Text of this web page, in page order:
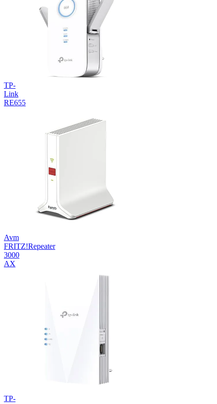
TP-
Link
RE655
Avm
FRITZ!Repeater
3000
AX
TP-